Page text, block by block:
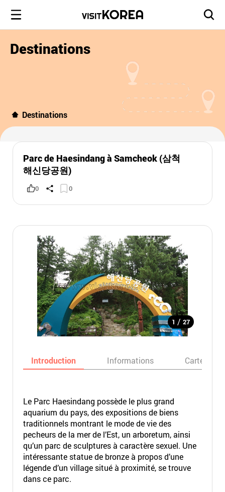
Destinations
Destinations
Parc de Haesindang à Samcheok (삼척
해신당공원)
0 0
1 / 27
Introduction Informations Carte
Le Parc Haesindang possède le plus grand
aquarium du pays, des expositions de biens
traditionnels montrant le mode de vie des
pecheurs de la mer de l’Est, un arboretum, ainsi
qu’un parc de sculptures à caractère sexuel. Une
intéressante statue de bronze à propos d’une
légende d’un village situé à proximité, se trouve
dans ce parc.